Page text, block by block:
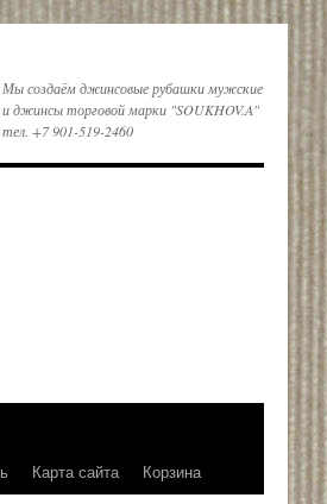
Мы создаём джинсовые рубашки мужские
и джинсы торговой марки "SOUKHOV.A"
тел. +7 901-519-2460
Карта сайта Корзина